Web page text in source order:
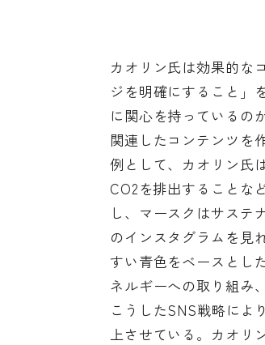
カオリン氏は効果的な
ジを明確にすること」
に関心を持っているの
関連したコンテンツを
例として、カオリン氏
CO2を排出することな
し、マースクはサステ
のインスタグラムを見
すい青色をベースとし
ネルギーへの取り組み
こうしたSNS戦略によ
上させている。カオリ